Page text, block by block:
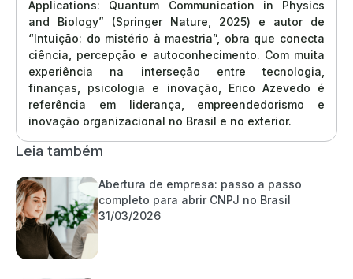
Applications: Quantum Communication in Physics
and Biology” (Springer Nature, 2025) e autor de
“Intuição: do mistério à maestria”, obra que conecta
ciência, percepção e autoconhecimento. Com muita
experiência na interseção entre tecnologia,
finanças, psicologia e inovação, Erico Azevedo é
referência em liderança, empreendedorismo e
inovação organizacional no Brasil e no exterior.
Leia também
Abertura de empresa: passo a passo
completo para abrir CNPJ no Brasil
31/03/2026